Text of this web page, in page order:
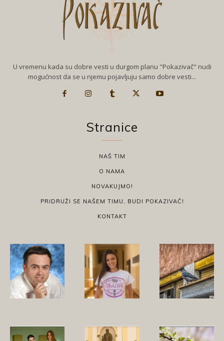
U vremenu kada su dobre vesti u durgom planu "Pokazivač" nudi
mogućnost da se u njemu pojavljuju samo dobre vesti...
Stranice
NAŠ TIM
O NAMA
NOVAKUJMO!
PRIDRUŽI SE NAŠEM TIMU, BUDI POKAZIVAČ!
KONTAKT